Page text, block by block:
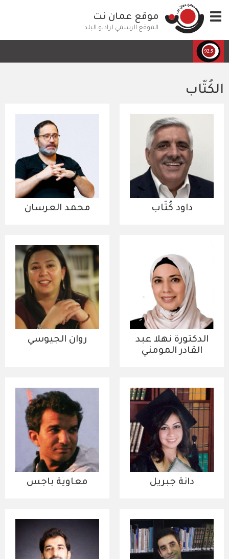
إلى
المحتوى
الرئيسي
Toggle
navigation
موقع عمان نت
الموقع الرسمي لراديو البلد
الكُتّاب
داود كُتّاب محمد العرسان
الدكتورة نهلا عبد
القادر المومني
روان الجيوسي
دانة جبريل معاوية باجس